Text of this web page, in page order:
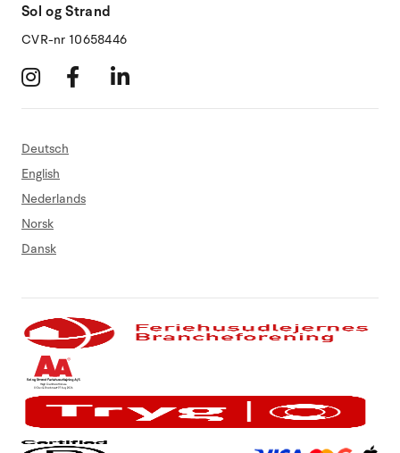
Sol og Strand
CVR-nr 10658446
Deutsch
English
Nederlands
Norsk
Dansk